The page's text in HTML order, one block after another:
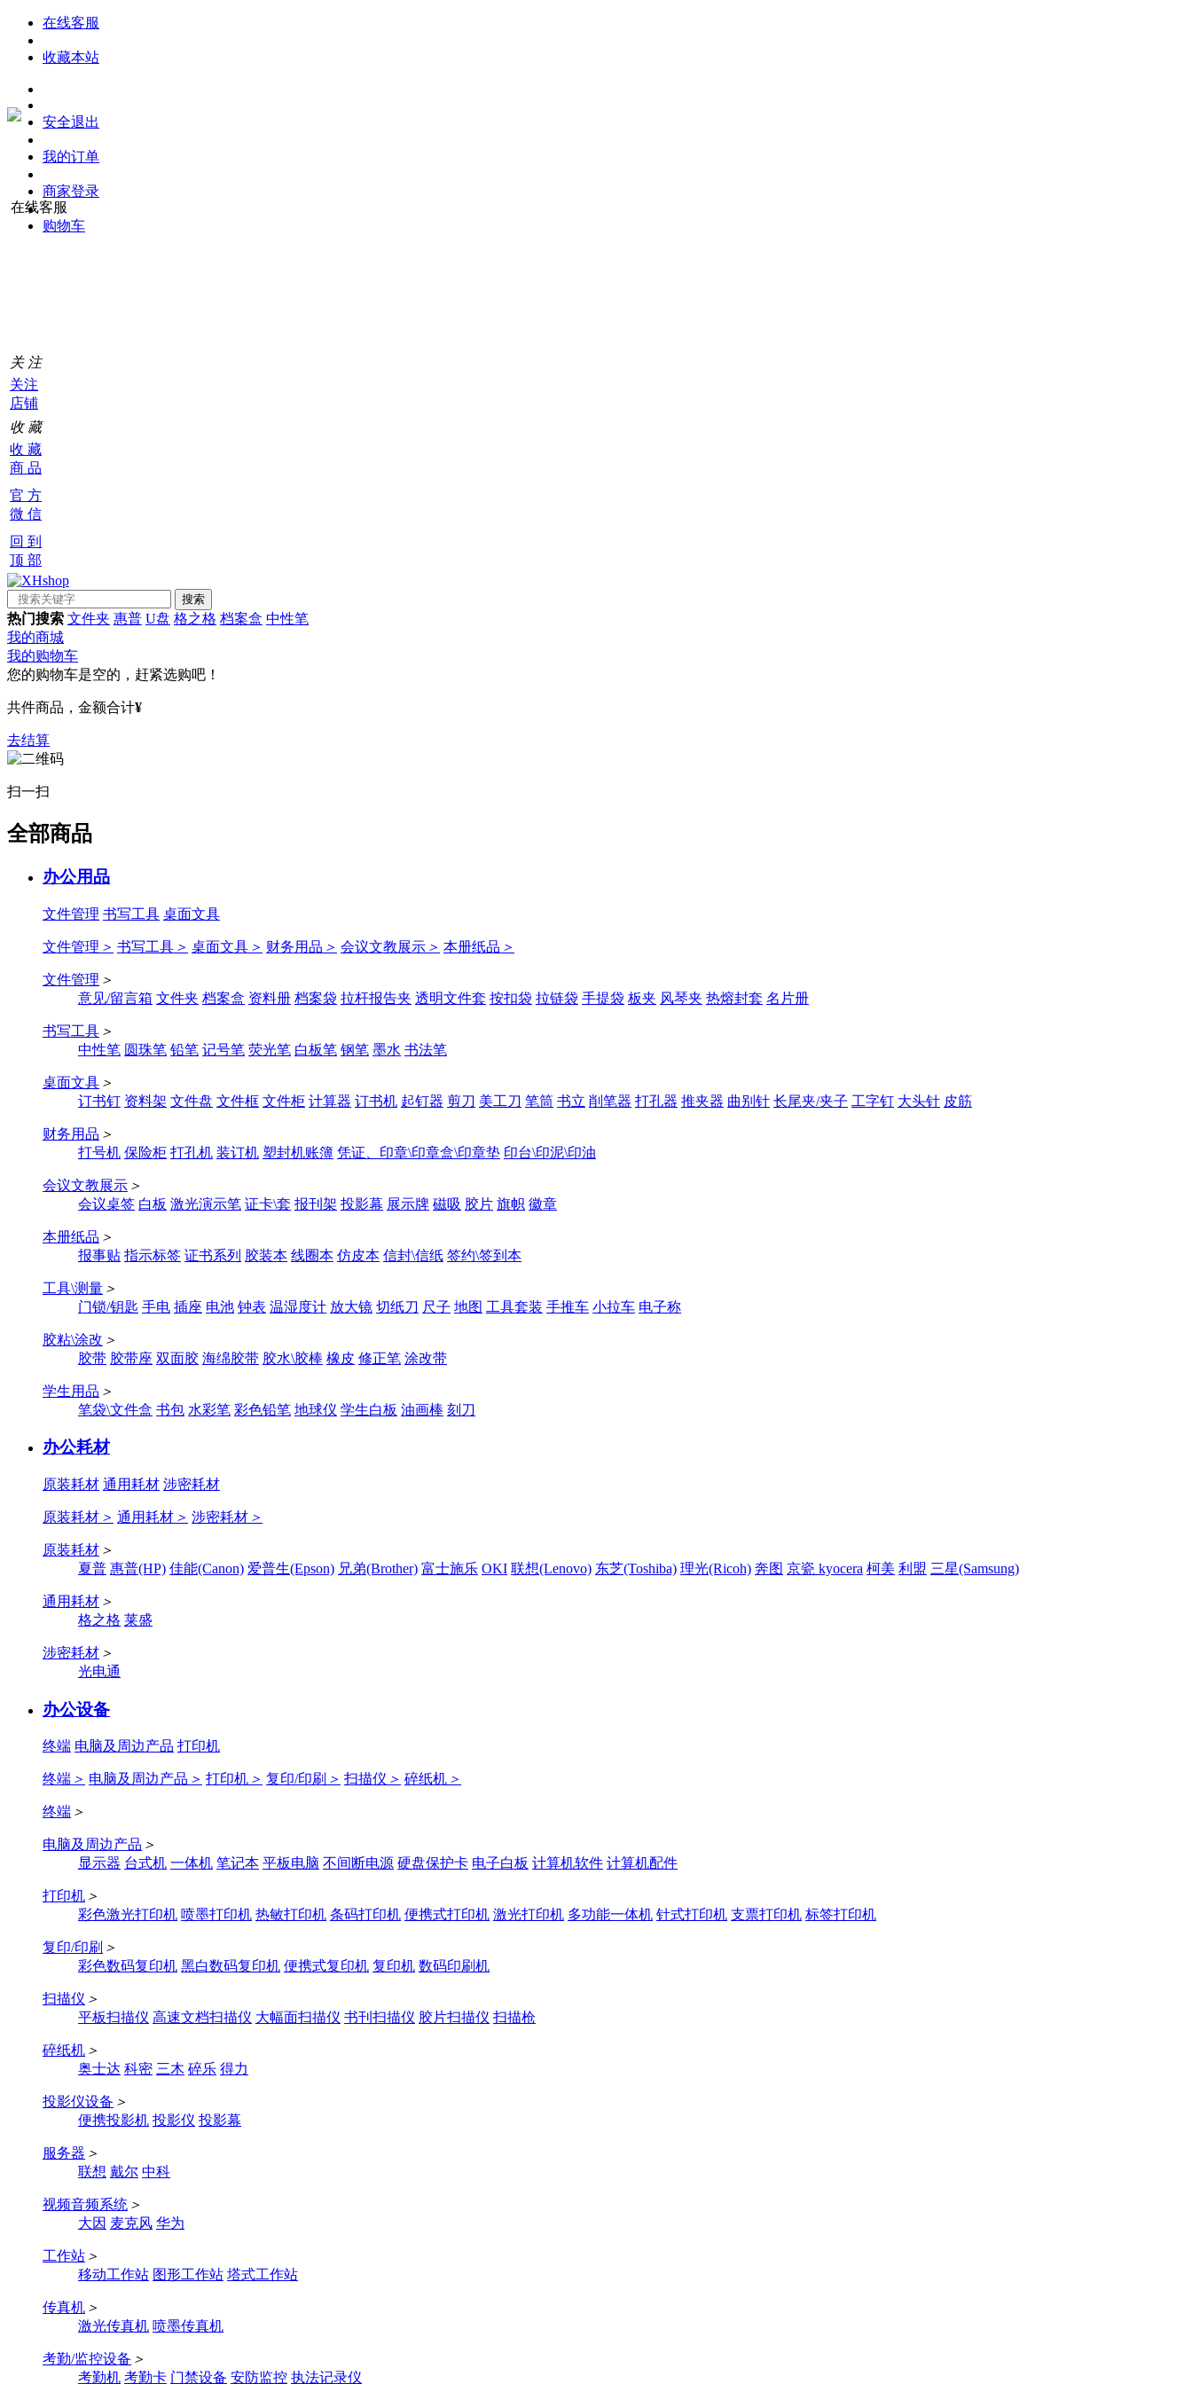
在线客服
收藏本站
安全退出
我的订单
商家登录
购物车
在线客服
关 注
关注
店铺
收 藏
收 藏
商 品
官 方
微 信
回 到
顶 部
热门搜索 文件夹 惠普 U盘 格之格 档案盒 中性笔
我的商城
我的购物车
您的购物车是空的，赶紧选购吧！
共件商品，金额合计¥
去结算
扫一扫
全部商品
办公用品
文件管理 书写工具 桌面文具
文件管理 ＞ 书写工具 ＞ 桌面文具 ＞ 财务用品 ＞ 会议文教展示 ＞ 本册纸品 ＞
文件管理 ＞
意见/留言箱 文件夹 档案盒 资料册 档案袋 拉杆报告夹 透明文件套 按扣袋 拉链袋 手提袋 板夹 风琴夹 热熔封套 名片册
书写工具 ＞
中性笔 圆珠笔 铅笔 记号笔 荧光笔 白板笔 钢笔 墨水 书法笔
桌面文具 ＞
订书钉 资料架 文件盘 文件框 文件柜 计算器 订书机 起钉器 剪刀 美工刀 笔筒 书立 削笔器 打孔器 推夹器 曲别针 长尾夹/夹子 工字钉 大头针 皮筋
财务用品 ＞
打号机 保险柜 打孔机 装订机 塑封机账簿 凭证、印章\印章盒\印章垫 印台\印泥\印油
会议文教展示 ＞
会议桌签 白板 激光演示笔 证卡\套 报刊架 投影幕 展示牌 磁吸 胶片 旗帜 徽章
本册纸品 ＞
报事贴 指示标签 证书系列 胶装本 线圈本 仿皮本 信封\信纸 签约\签到本
工具\测量 ＞
门锁/钥匙 手电 插座 电池 钟表 温湿度计 放大镜 切纸刀 尺子 地图 工具套装 手推车 小拉车 电子称
胶粘\涂改 ＞
胶带 胶带座 双面胶 海绵胶带 胶水\胶棒 橡皮 修正笔 涂改带
学生用品 ＞
笔袋\文件盒 书包 水彩笔 彩色铅笔 地球仪 学生白板 油画棒 刻刀
办公耗材
原装耗材 通用耗材 涉密耗材
原装耗材 ＞ 通用耗材 ＞ 涉密耗材 ＞
原装耗材 ＞
夏普 惠普(HP) 佳能(Canon) 爱普生(Epson) 兄弟(Brother) 富士施乐 OKI 联想(Lenovo) 东芝(Toshiba) 理光(Ricoh) 奔图 京瓷 kyocera 柯美 利盟 三星(Samsung)
通用耗材 ＞
格之格 莱盛
涉密耗材 ＞
光电通
办公设备
终端 电脑及周边产品 打印机
终端 ＞ 电脑及周边产品 ＞ 打印机 ＞ 复印/印刷 ＞ 扫描仪 ＞ 碎纸机 ＞
终端 ＞
电脑及周边产品 ＞
显示器 台式机 一体机 笔记本 平板电脑 不间断电源 硬盘保护卡 电子白板 计算机软件 计算机配件
打印机 ＞
彩色激光打印机 喷墨打印机 热敏打印机 条码打印机 便携式打印机 激光打印机 多功能一体机 针式打印机 支票打印机 标签打印机
复印/印刷 ＞
彩色数码复印机 黑白数码复印机 便携式复印机 复印机 数码印刷机
扫描仪 ＞
平板扫描仪 高速文档扫描仪 大幅面扫描仪 书刊扫描仪 胶片扫描仪 扫描枪
碎纸机 ＞
奥士达 科密 三木 碎乐 得力
投影仪设备 ＞
便携投影机 投影仪 投影幕
服务器 ＞
联想 戴尔 中科
视频音频系统 ＞
大因 麦克风 华为
工作站 ＞
移动工作站 图形工作站 塔式工作站
传真机 ＞
激光传真机 喷墨传真机
考勤/监控设备 ＞
考勤机 考勤卡 门禁设备 安防监控 执法记录仪